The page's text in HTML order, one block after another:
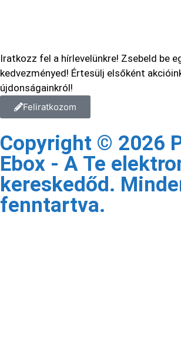
Iratkozz fel a hírlevelünkre! Zsebeld be
kedvezményed! Értesülj elsőként
újdonságainkról!
Feliratkozom
Copyright © 2026
Ebox - A Te
kereskedőd.
fenntartva.